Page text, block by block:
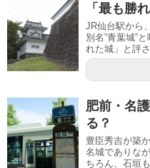
「最も勝
JR仙台駅から
別名”青葉城”
れた城」と評
肥前・名
る？
豊臣秀吉が築
名城でありな
ちろん、石垣も